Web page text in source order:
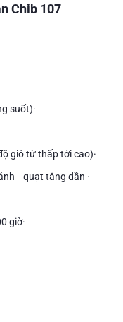
Chib 107
suốt)·
gió từ thấp tới cao)·
quạt tăng dần ·
giờ·